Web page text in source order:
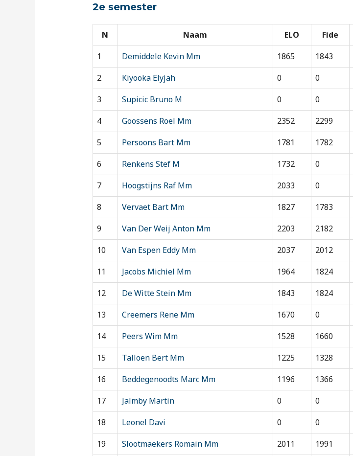
2e semester
N Naam ELO Fide
1
Demiddele Kevin Mm 1865 1843
2
Kiyooka Elyjah 0 0
3
Supicic Bruno M 0 0
4
Goossens Roel Mm 2352 2299
5
Persoons Bart Mm 1781 1782
6
Renkens Stef M 1732 0
7
Hoogstijns Raf Mm 2033 0
8
Vervaet Bart Mm 1827 1783
9
Van Der Weij Anton Mm 2203 2182
10
Van Espen Eddy Mm 2037 2012
11
Jacobs Michiel Mm 1964 1824
12
De Witte Stein Mm 1843 1824
13
Creemers Rene Mm 1670 0
14
Peers Wim Mm 1528 1660
15
Talloen Bert Mm 1225 1328
16
Beddegenoodts Marc Mm 1196 1366
17
Jalmby Martin 0 0
18
Leonel Davi 0 0
19
Slootmaekers Romain Mm 2011 1991